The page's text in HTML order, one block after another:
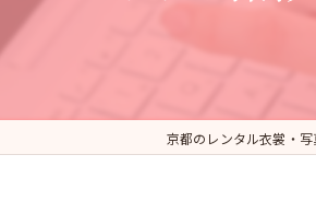
京都のレンタル衣裳・